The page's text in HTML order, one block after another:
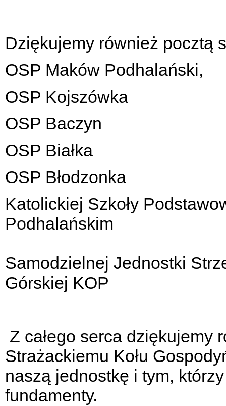
Dziękujemy również pocztą
OSP Maków Podhalański,
OSP Kojszówka
OSP Baczyn
OSP Białka
OSP Błodzonka
Katolickiej Szkoły
Podhalańskim
Samodzielnej Jednostki
Górskiej KOP
Z całego serca dziękujemy
Strażackiemu Kołu
naszą jednostkę i tym,
fundamenty.